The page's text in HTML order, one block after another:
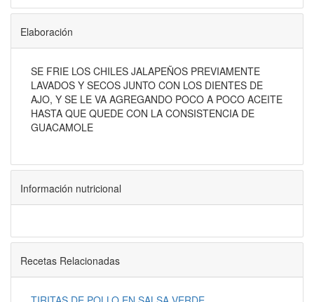
Elaboración
SE FRIE LOS CHILES JALAPEÑOS PREVIAMENTE
LAVADOS Y SECOS JUNTO CON LOS DIENTES DE
AJO, Y SE LE VA AGREGANDO POCO A POCO ACEITE
HASTA QUE QUEDE CON LA CONSISTENCIA DE
GUACAMOLE
Información nutricional
Recetas Relacionadas